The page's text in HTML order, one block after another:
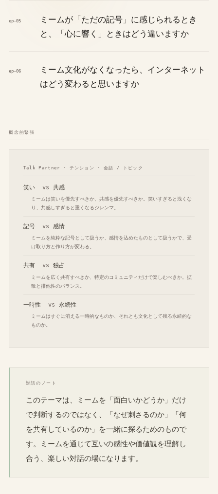
ep-05
ミームが「ただの記号」に感じられるとき
と、「心に響く」ときはどう違いますか
ep-06
ミーム文化がなくなったら、インターネット
はどう変わると思いますか
概念的緊張
Talk Partner · テンション · 会話 / トピック
笑い vs 共感
ミームは笑いを優先すべきか、共感を優先すべきか。笑いすぎると浅くな
り、共感しすぎると重くなるジレンマ。
記号 vs 感情
ミームを純粋な記号として扱うか、感情を込めたものとして扱うかで、受
け取り方と作り方が変わる。
共有 vs 独占
ミームを広く共有すべきか、特定のコミュニティだけで楽しむべきか。拡
散と排他性のバランス。
一時性 vs 永続性
ミームはすぐに消える一時的なものか、それとも文化として残る永続的な
ものか。
対話のノート
このテーマは、ミームを「面白いかどうか」だけ
で判断するのではなく、「なぜ刺さるのか」「何
を共有しているのか」を一緒に探るためのもので
す。ミームを通じて互いの感性や価値観を理解し
合う、楽しい対話の場になります。